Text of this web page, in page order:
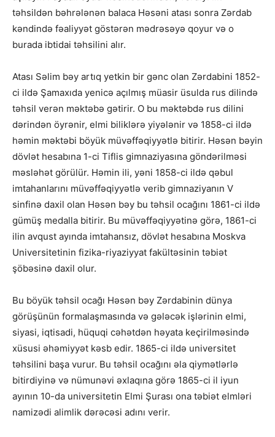
təhsildən bəhrələnən balaca Həsəni atası sonra Zərdab
kəndində fəaliyyət göstərən mədrəsəyə qoyur və o
burada ibtidai təhsilini alır.
Atası Səlim bəy artıq yetkin bir gənc olan Zərdabini 1852-
ci ildə Şamaxıda yenicə açılmış müasir üsulda rus dilində
təhsil verən məktəbə gətirir. O bu məktəbdə rus dilini
dərindən öyrənir, elmi biliklərə yiyələnir və 1858-ci ildə
həmin məktəbi böyük müvəffəqiyyətlə bitirir. Həsən bəyin
dövlət hesabına 1-ci Tiflis gimnaziyasına göndərilməsi
məsləhət görülür. Həmin ili, yəni 1858-ci ildə qəbul
imtahanlarını müvəffəqiyyətlə verib gimnaziyanın V
sinfinə daxil olan Həsən bəy bu təhsil ocağını 1861-ci ildə
gümüş medalla bitirir. Bu müvəffəqiyyətinə görə, 1861-ci
ilin avqust ayında imtahansız, dövlət hesabına Moskva
Universitetinin fizika-riyaziyyat fakültəsinin təbiət
şöbəsinə daxil olur.
Bu böyük təhsil ocağı Həsən bəy Zərdabinin dünya
görüşünün formalaşmasında və gələcək işlərinin elmi,
siyasi, iqtisadi, hüquqi cəhətdən həyata keçirilməsində
xüsusi əhəmiyyət kəsb edir. 1865-ci ildə universitet
təhsilini başa vurur. Bu təhsil ocağını əla qiymətlərlə
bitirdiyinə və nümunəvi əxlaqına görə 1865-ci il iyun
ayının 10-da universitetin Elmi Şurası ona təbiət elmləri
namizədi alimlik dərəcəsi adını verir.